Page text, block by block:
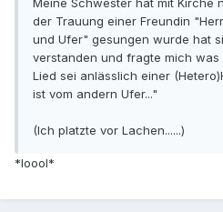
Meine Schwester hat mit Kirche
der Trauung einer Freundin
und Ufer" gesungen wurde hat
verstanden und fragte mich
Lied sei anlässlich einer
ist vom andern Ufer..."
(Ich platzte vor Lachen......)
*loool*